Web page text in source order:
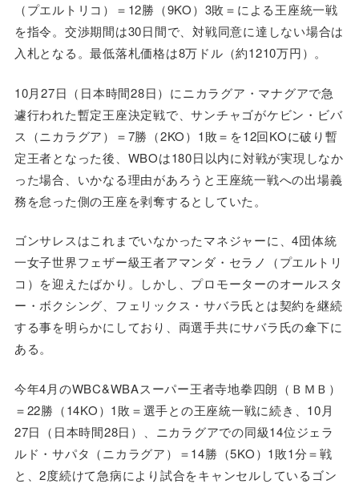
（プエルトリコ）＝12勝（9KO）3敗＝による王座統一戦
を指令。交渉期間は30日間で、対戦同意に達しない場合は
入札となる。最低落札価格は8万ドル（約1210万円）。
10月27日（日本時間28日）にニカラグア・マナグアで急
遽行われた暫定王座決定戦で、サンチャゴがケビン・ビバ
ス（ニカラグア）＝7勝（2KO）1敗＝を12回KOに破り暫
定王者となった後、WBOは180日以内に対戦が実現しなか
った場合、いかなる理由があろうと王座統一戦への出場義
務を怠った側の王座を剥奪するとしていた。
ゴンサレスはこれまでいなかったマネジャーに、4団体統
一女子世界フェザー級王者アマンダ・セラノ（プエルトリ
コ）を迎えたばかり。しかし、プロモーターのオールスタ
ー・ボクシング、フェリックス・サバラ氏とは契約を継続
する事を明らかにしており、両選手共にサバラ氏の傘下に
ある。
今年4月のWBC&WBAスーパー王者寺地拳四朗（ＢＭＢ）
＝22勝（14KO）1敗＝選手との王座統一戦に続き、10月
27日（日本時間28日）、ニカラグアでの同級14位ジェラ
ルド・サパタ（ニカラグア）＝14勝（5KO）1敗1分＝戦
と、2度続けて急病により試合をキャンセルしているゴン